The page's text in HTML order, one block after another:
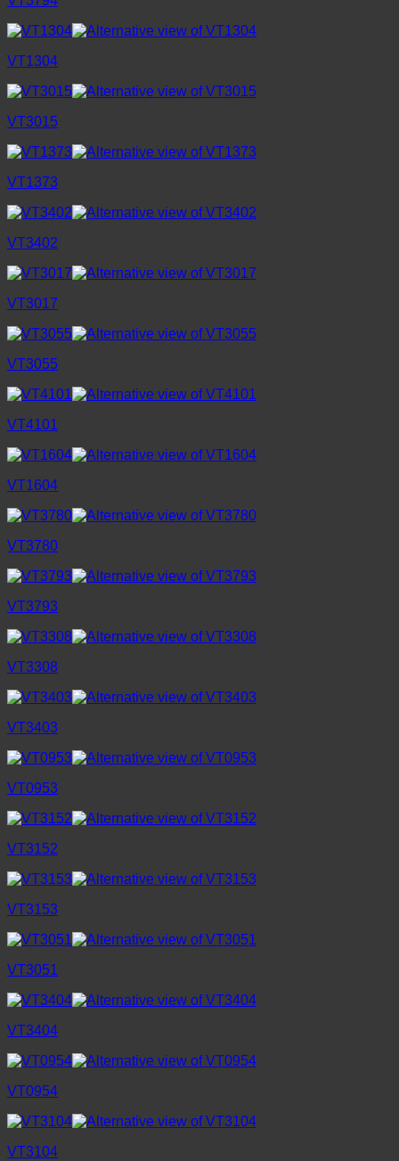
VT1304
VT3015
VT1373
VT3402
VT3017
VT3055
VT4101
VT1604
VT3780
VT3793
VT3308
VT3403
VT0953
VT3152
VT3153
VT3051
VT3404
VT0954
VT3104